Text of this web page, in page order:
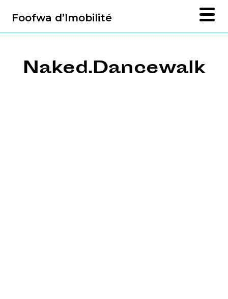
Foofwa d’Imobilité
Naked.Dancewalk